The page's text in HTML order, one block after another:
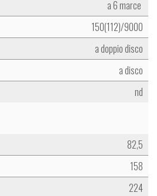
a 6 marce
150(112)/9000
a doppio disco
a disco
nd
82,5
158
224